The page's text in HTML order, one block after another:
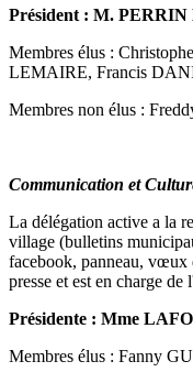
Président : M. PERRIN
Membres élus :
LEMAIRE, Francis
Membres non élus :
Communication et
La délégation active a la
village (bulletins
facebook, panneau, vœux
presse et est en charge
Présidente : Mme
Membres élus : Fanny